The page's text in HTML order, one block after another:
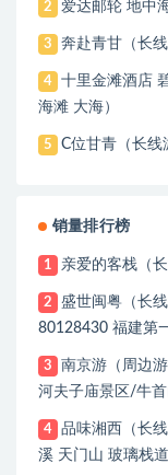
2 爱达邮轮 地中
3 奔赴青甘（长
4
十里金滩酒店
海滩 大海）
5 C位甘青（长线
销量排行榜
1 亲爱的客栈（
2
盛世闽粤（长
80128430 福建第
3
南京游（周边
河夫子庙景区/牛
4
品味湘西（长
溪 天门山 玻璃栈